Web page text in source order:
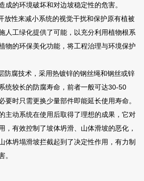
成的环境破坏和对边坡稳定性的危害。
放性来减小系统的视觉干扰和保护原有植被
人工绿化提供了可能，以充分利用植物根系
物的环保美化功能，将工程治理与环境保护
防腐技术，采用热镀锌的钢丝绳和钢丝或锌
统较长的防腐寿命，前者一般可达30-50
要时只需更换少量部件即能延长使用寿命。
主动系统在使用后取得了理想的成果，它对
，有效控制了坡体坍滑、山体滑坡的恶化，
体坍塌滑坡拦截起到了决定性作用，有力制
。